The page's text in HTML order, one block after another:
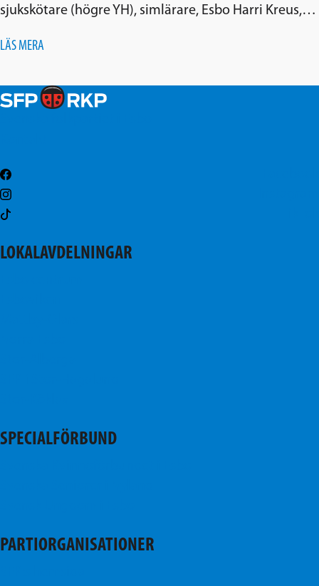
sjukskötare (högre YH), simlärare, Esbo Harri Kreus,…
LÄS MERA
LOKALAVDELNINGAR
SPECIALFÖRBUND
PARTIORGANISATIONER